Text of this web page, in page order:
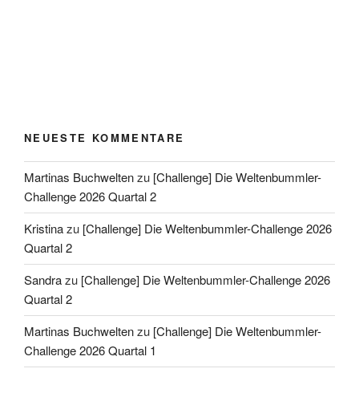
NEUESTE KOMMENTARE
Martinas Buchweltenzu [Challenge] Die Weltenbummler-
Challenge 2026 Quartal 2
Kristinazu [Challenge] Die Weltenbummler-Challenge 2026
Quartal 2
Sandrazu [Challenge] Die Weltenbummler-Challenge 2026
Quartal 2
Martinas Buchweltenzu [Challenge] Die Weltenbummler-
Challenge 2026 Quartal 1